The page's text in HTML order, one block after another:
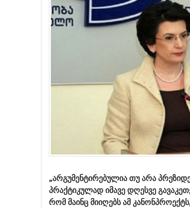
„არგუმენტირებულია თუ არა
პრაქტიკულად იმავე დღესვე
რომ მაინც მიიღებს ამ